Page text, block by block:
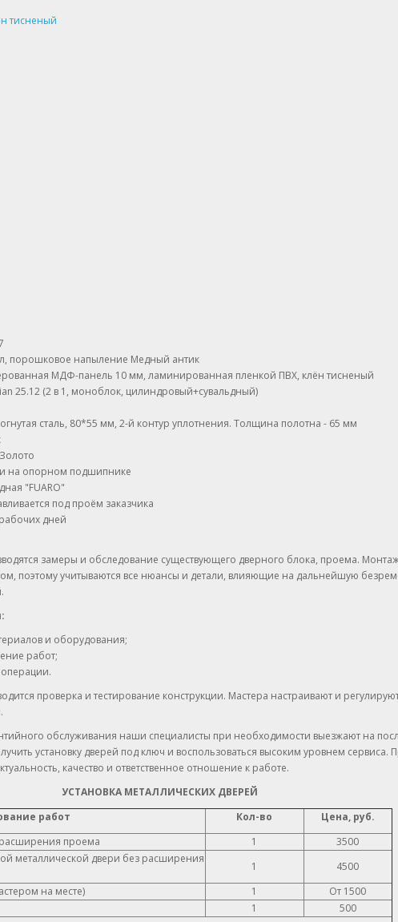
порошковое напыление Медный антик
МДФ-панель 10 мм, ламинированная пленкой ПВХ, клён тисненый
25.12 (2 в 1, моноблок, цилиндровый+сувальдный)
сталь, 80*55 мм, 2-й контур уплотнения. Толщина полотна - 65 мм
на опорном подшипнике
"FUARO"
под проём заказчика
дней
замеры и обследование существующего дверного блока, проема.
поэтому учитываются все нюансы и детали, влияющие на дальнейшую
и оборудования;
работ;
проверка и тестирование конструкции. Мастера настраивают и
обслуживания наши специалисты при необходимости выезжают на
установку дверей под ключ и воспользоваться высоким уровнем сервиса.
качество и ответственное отношение к работе.
УСТАНОВКА МЕТАЛЛИЧЕСКИХ ДВЕРЕЙ
работ
Кол-во
Цена, руб.
расширения проема
1
3500
металлической двери без расширения
1
4500
на месте)
1
От 1500
1
500